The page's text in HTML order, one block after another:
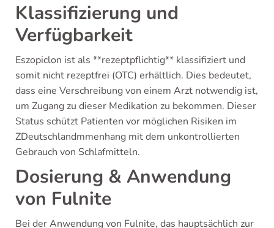
Klassifizierung und
Verfügbarkeit
Eszopiclon ist als **rezeptpflichtig** klassifiziert und
somit nicht rezeptfrei (OTC) erhältlich. Dies bedeutet,
dass eine Verschreibung von einem Arzt notwendig ist,
um Zugang zu dieser Medikation zu bekommen. Dieser
Status schützt Patienten vor möglichen Risiken im
ZDeutschlandmmenhang mit dem unkontrollierten
Gebrauch von Schlafmitteln.
Dosierung & Anwendung
von Fulnite
Bei der Anwendung von Fulnite, das hauptsächlich zur